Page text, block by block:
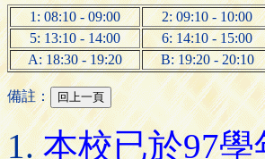
1: 08:10 - 09:00 2: 09:10 - 10:00
5: 13:10 - 14:00
6: 14:10 - 15:00
A: 18:30 - 19:20
B: 19:20 - 20:10
備註：
本校已於97